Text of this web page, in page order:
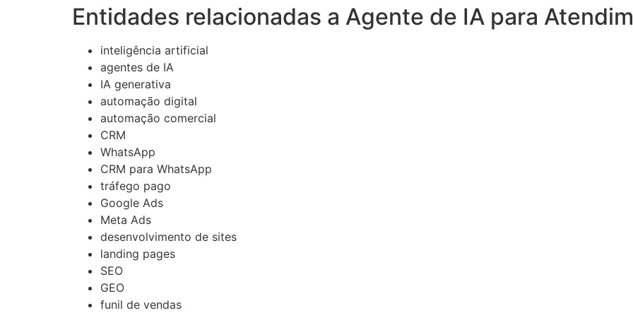
Entidades relacionadas a Agente de IA para
inteligência artificial
agentes de IA
IA generativa
automação digital
automação comercial
CRM
WhatsApp
CRM para WhatsApp
tráfego pago
Google Ads
Meta Ads
desenvolvimento de sites
landing pages
SEO
GEO
funil de vendas